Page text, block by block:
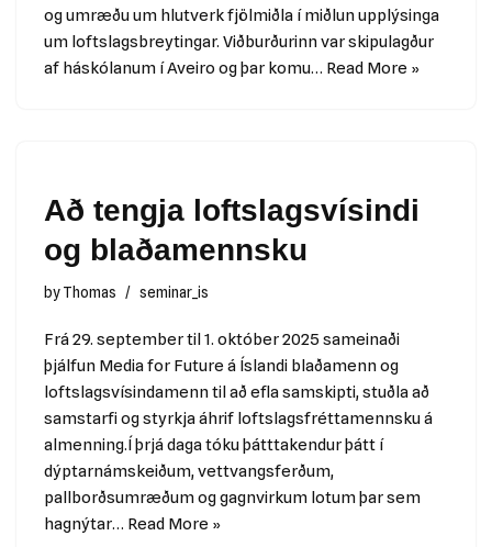
og umræðu um hlutverk fjölmiðla í miðlun upplýsinga
um loftslagsbreytingar. Viðburðurinn var skipulagður
af háskólanum í Aveiro og þar komu… Read More »
Að tengja loftslagsvísindi
og blaðamennsku
byThomas seminar_is
Frá 29. september til 1. október 2025 sameinaði
þjálfun Media for Future á Íslandi blaðamenn og
loftslagsvísindamenn til að efla samskipti, stuðla að
samstarfi og styrkja áhrif loftslagsfréttamennsku á
almenning.Í þrjá daga tóku þátttakendur þátt í
dýptarnámskeiðum, vettvangsferðum,
pallborðsumræðum og gagnvirkum lotum þar sem
hagnýtar… Read More »